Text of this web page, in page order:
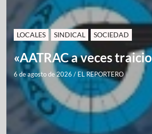
LOCALES SINDICAL SOCIEDAD
«AATRAC a veces
6 de agosto de 2026 / EL REPORTERO